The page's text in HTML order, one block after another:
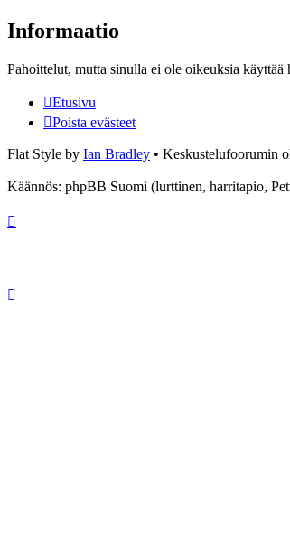
Informaatio
Pahoittelut, mutta sinulla ei ole oikeuksia käyttää
Etusivu
Poista evästeet
Flat Style by Ian Bradley • Keskustelufoorumin
Käännös: phpBB Suomi (lurttinen, harritapio,